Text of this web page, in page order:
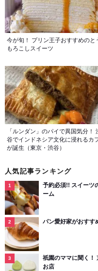
今が旬！ プリン王子おすすめのと
もろこしスイーツ
「ルンダン」のパイで異国気分！
谷でインドネシア文化に浸れるカ
が誕生（東京・渋谷）
人気記事ランキング
予約必須!! スイーツ
ーム
パン愛好家がおすす
祇園のママに聞く！
お店